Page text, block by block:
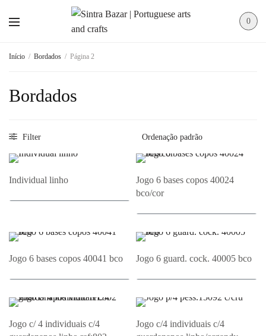
0
Início / Bordados / Página 2
Bordados
Filter
Individual linho
Jogo 6 bases copos 40024
bco/cor
Adicionar ao Orçamento
Jogo 6 bases copos 40041 bco
Adicionar ao Orçamento
Jogo 6 guard. cock. 40005 bco
Adicionar ao Orçamento
Jogo c/ 4 individuais c/4
Jogo c/4 individuais c/4